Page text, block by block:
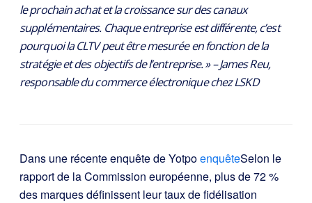
le prochain achat et la croissance sur des canaux
supplémentaires. Chaque entreprise est différente, c’est
pourquoi la CLTV peut être mesurée en fonction de la
stratégie et des objectifs de l’entreprise. » – James Reu,
responsable du commerce électronique chez LSKD
Dans une récente enquête de YotpoenquêteSelon le
rapport de la Commission européenne, plus de 72 %
des marques définissent leur taux de fidélisation